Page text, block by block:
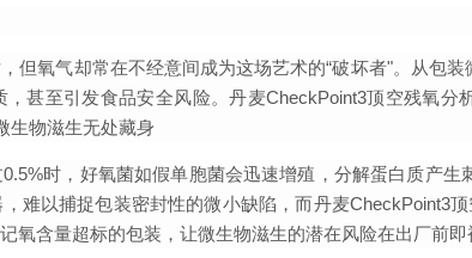
但氧气却常在不经意间成为这场艺术的“破坏者"。从包
甚至引发食品安全风险。丹麦CheckPoint3顶空残氧
生物滋生无处藏身
时，好氧菌如假单胞菌会迅速增殖，分解蛋白质产
难以捕捉包装密封性的微小缺陷，而丹麦CheckPoint3
氧含量超标的包装，让微生物滋生的潜在风险在出厂前即